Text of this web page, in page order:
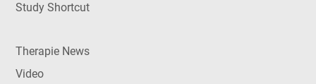
Study Shortcut
Therapie News
Video